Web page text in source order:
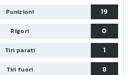
Punizioni
19
Rigori
0
Tiri parati
1
Tiri fuori
8